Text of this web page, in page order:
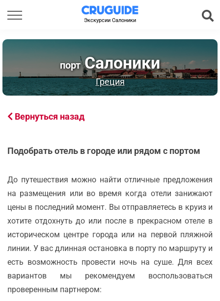
Экскурсии Салоники
портСалоники
Греция
Вернуться назад
Подобрать отель в городе или рядом с портом
До путешествия можно найти отличные предложения
на размещения или во время когда отели занижают
цены в последний момент. Вы отправляетесь в круиз и
хотите отдохнуть до или после в прекрасном отеле в
историческом центре города или на первой пляжной
линии. У вас длинная остановка в порту по маршруту и
есть возможность провести ночь на суше. Для всех
вариантов мы рекомендуем воспользоваться
проверенным партнером: